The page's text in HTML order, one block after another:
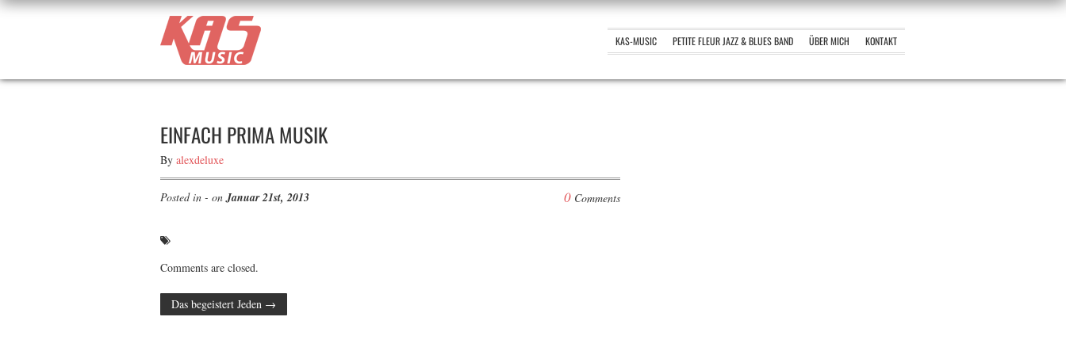
KAS-MUSIC PETITE FLEUR JAZZ & BLUES BAND ÜBER MICH KONTAKT
EINFACH PRIMA MUSIK
By alexdeluxe
Posted in - onJanuar 21st, 2013 0Comments
Comments are closed.
Das begeistert Jeden →